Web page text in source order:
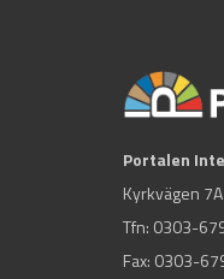
Portalen
Kyrkvägen
Tfn: 0303-
Fax: 0303-